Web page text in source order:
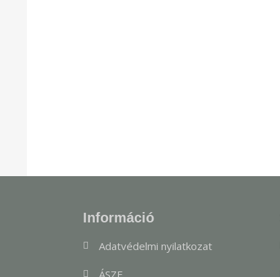
Információ
Adatvédelmi nyilatkozat
ÁSZF